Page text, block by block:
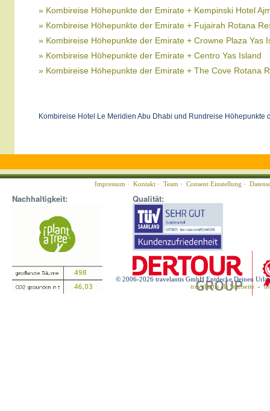
» Kombireise Höhepunkte der Emirate + Kempinski Hotel
» Kombireise Höhepunkte der Emirate + Fujairah Rotana
» Kombireise Höhepunkte der Emirate + Crowne Plaza Yas
» Kombireise Höhepunkte der Emirate + Centro Yas Island
» Kombireise Höhepunkte der Emirate + The Cove Rotana
Kombireise Hotel Le Meridien Abu Dhabi und Rundreise Höhepunkte
Impressum · Kontakt · Team · Consent Einstellung ·
Nachhaltigkeit: Qualität:
© 2006-2026 travelantis GmbH Entdecke Deinen
travelantis als Startseite -